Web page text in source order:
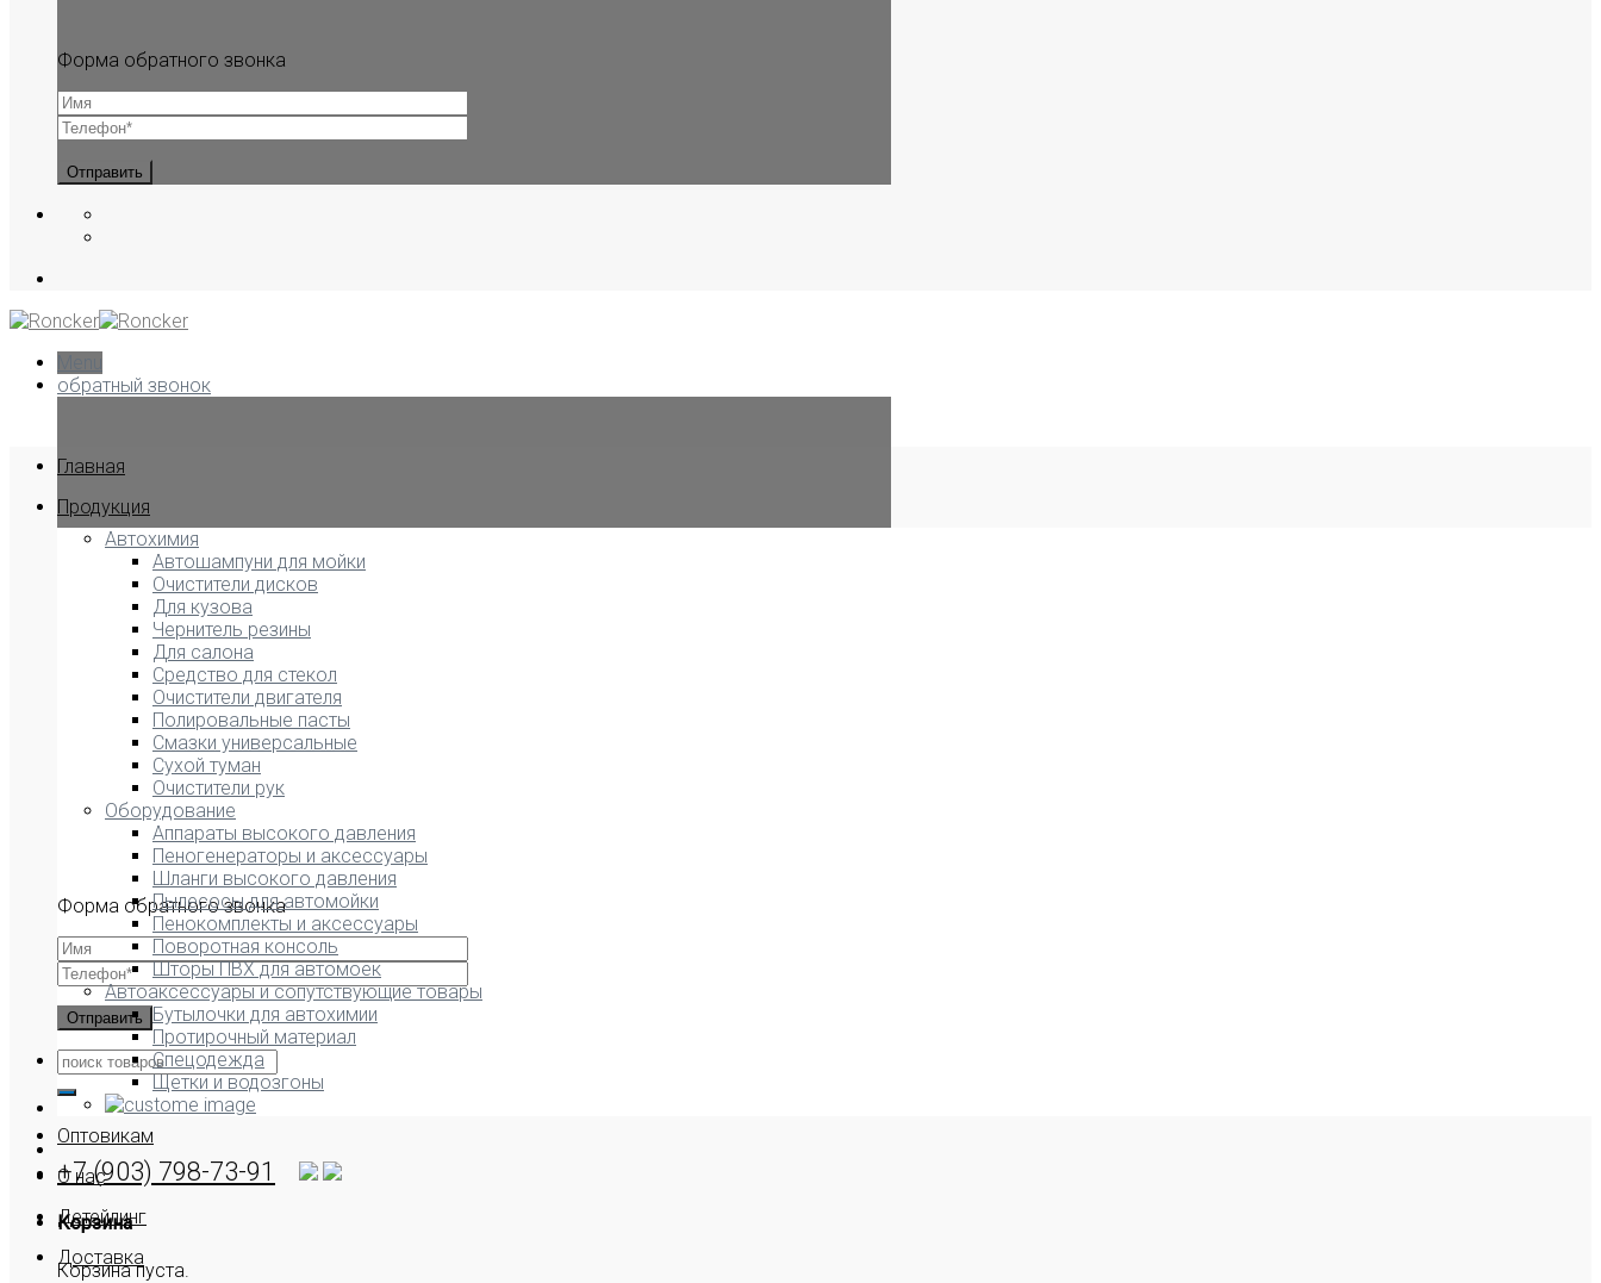
Форма обратного звонка
обратный звонок
Форма обратного звонка
+7 (903) 798-73-91
Корзина
Корзина пуста.
Главная
Продукция
Автохимия
Автошампуни для мойки
Очистители дисков
Для кузова
Чернитель резины
Для салона
Средство для стекол
Очистители двигателя
Полировальные пасты
Смазки универсальные
Сухой туман
Очистители рук
Оборудование
Аппараты высокого давления
Пеногенераторы и аксессуары
Шланги высокого давления
Пылесосы для автомойки
Пенокомплекты и аксессуары
Поворотная консоль
Шторы ПВХ для автомоек
Автоаксессуары и сопутствующие товары
Бутылочки для автохимии
Протирочный материал
Спецодежда
Щетки и водозгоны
Оптовикам
О нас
Детейлинг
Доставка